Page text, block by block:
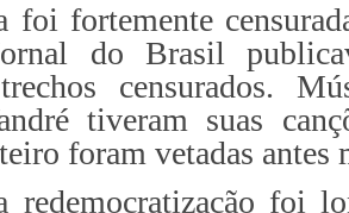
foi fortemente
do Brasil
censurados.
tiveram suas
foram vetadas antes
redemocratização foi